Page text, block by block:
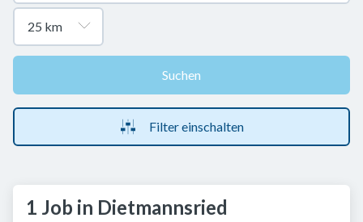
Suchen
Filter einschalten
1 Job in Dietmannsried